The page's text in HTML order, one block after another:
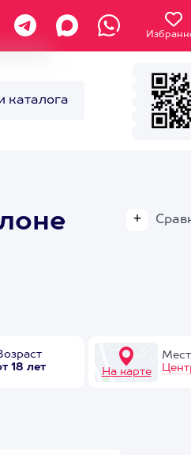
каталога
18 лет
На карте